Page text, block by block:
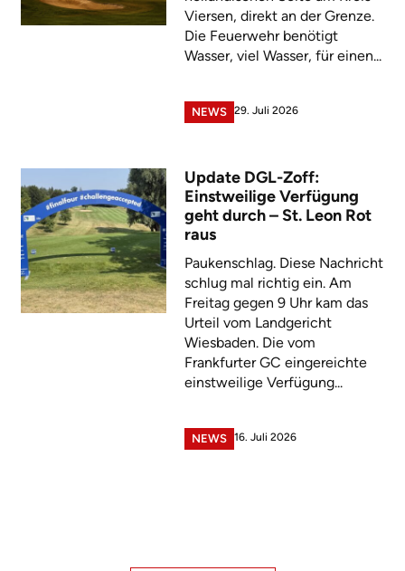
Viersen, direkt an der Grenze.
Die Feuerwehr benötigt
Wasser, viel Wasser, für einen...
NEWS 29. Juli 2026
Update DGL-Zoff:
Einstweilige Verfügung
geht durch – St. Leon Rot
raus
Paukenschlag. Diese Nachricht
schlug mal richtig ein. Am
Freitag gegen 9 Uhr kam das
Urteil vom Landgericht
Wiesbaden. Die vom
Frankfurter GC eingereichte
einstweilige Verfügung...
NEWS 16. Juli 2026